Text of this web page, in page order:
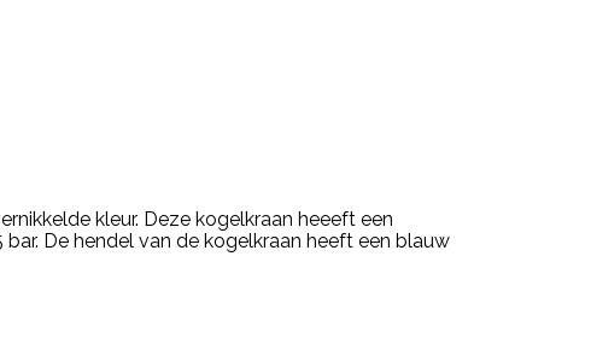
kleur. Deze kogelkraan heeeft een
De hendel van de kogelkraan heeft een blauw